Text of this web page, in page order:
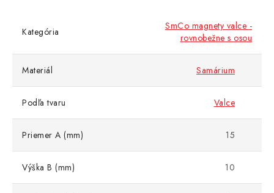
Kategória
SmCo magnety valce -
rovnobežne s osou
Materiál Samárium
Podľa tvaru Valce
Priemer A (mm) 15
Výška B (mm) 10